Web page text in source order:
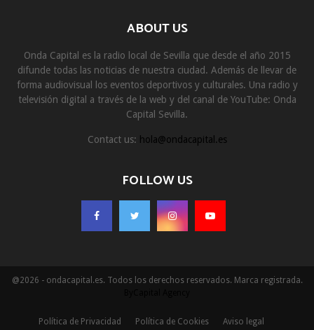
ABOUT US
Onda Capital es la radio local de Sevilla que desde el año 2015
difunde todas las noticias de nuestra ciudad. Además de llevar de
forma audiovisual los eventos deportivos y culturales. Una radio y
televisión digital a través de la web y del canal de YouTube: Onda
Capital Sevilla.
Contact us: hola@ondacapital.es
FOLLOW US
@2026 - ondacapital.es. Todos los derechos reservados. Marca registrada.
Política de Privacidad Política de Cookies Aviso legal